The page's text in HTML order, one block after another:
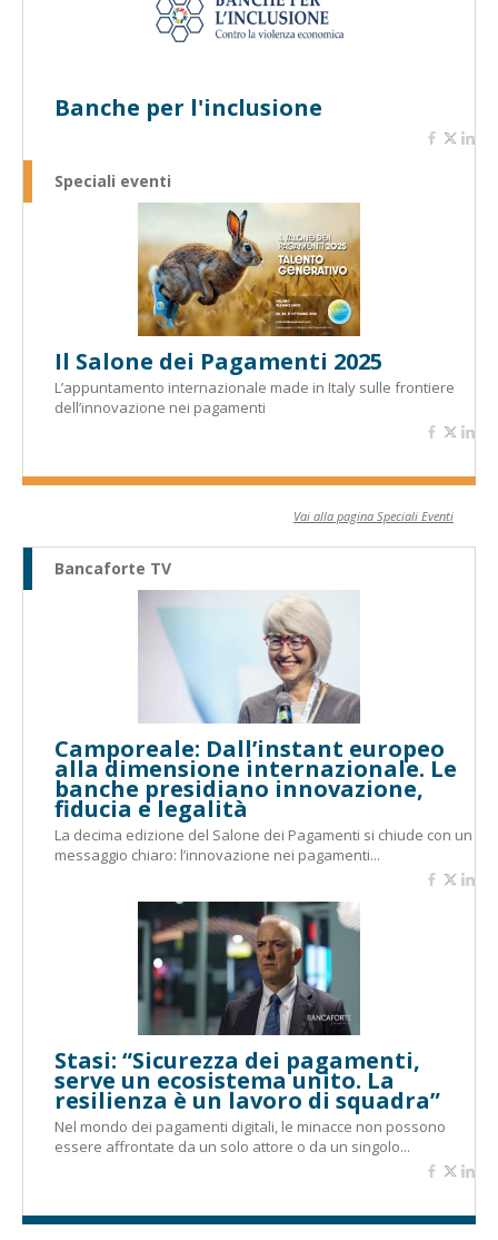
Banche per l'inclusione
Speciali eventi
Il Salone dei Pagamenti 2025
L’appuntamento internazionale made in Italy sulle frontiere
dell’innovazione nei pagamenti
Vai alla pagina Speciali Eventi
Bancaforte TV
Camporeale: Dall’instant europeo
alla dimensione internazionale. Le
banche presidiano innovazione,
fiducia e legalità
La decima edizione del Salone dei Pagamenti si chiude con un
messaggio chiaro: l’innovazione nei pagamenti...
Stasi: “Sicurezza dei pagamenti,
serve un ecosistema unito. La
resilienza è un lavoro di squadra”
Nel mondo dei pagamenti digitali, le minacce non possono
essere affrontate da un solo attore o da un singolo...